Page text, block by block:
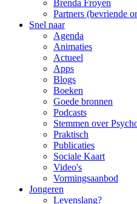
Brenda Froyen
Partners (bevriende
Snel naar
Agenda
Animaties
Actueel
Apps
Blogs
Boeken
Goede bronnen
Podcasts
Stemmen over
Praktisch
Publicaties
Sociale Kaart
Video's
Vormingsaanbod
Jongeren
Levenslang?